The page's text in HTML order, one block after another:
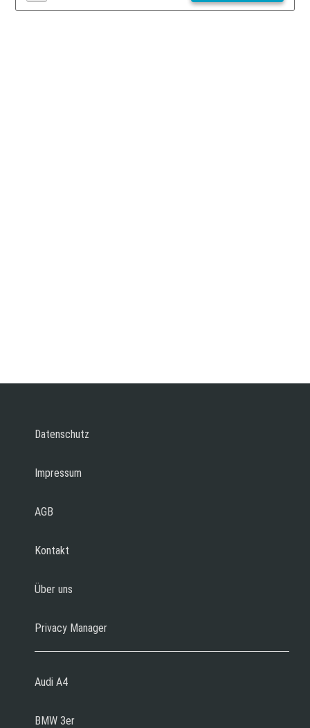
Datenschutz
Impressum
AGB
Kontakt
Über uns
Privacy Manager
Audi A4
BMW 3er